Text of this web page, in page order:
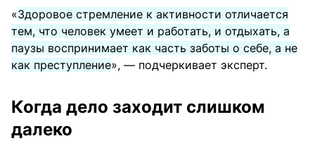
«Здоровое стремление к активности отличается
тем, что человек умеет и работать, и отдыхать, а
паузы воспринимает как часть заботы о себе, а не
как преступление», — подчеркивает эксперт.
Когда дело заходит слишком
далеко